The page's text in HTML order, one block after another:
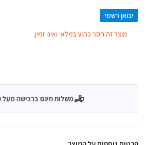
יבואן רשמי
מוצר זה חסר כרגע במלאי ואינו זמין.
משלוח חינם ברכישה מעל 399 ש"ח